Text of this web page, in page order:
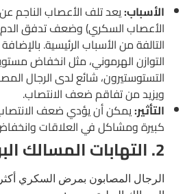
الأسباب:يعد تلف الأعصاب الناجم
الأعصاب السكري) وضعف تدفق الدم
التالفة من الأسباب الرئيسية.
التوازن الهرموني، مثل انخفاض
التستوستيرون، شائع لدى الرجال
ويزيد من تفاقم ضعف الانتصاب.
التأثير:يمكن أن يؤدي ضعف
كبيرة ومشاكل في العلاقات
2. التهابات المسالك البولية
الرجال المصابون بمرض السكري